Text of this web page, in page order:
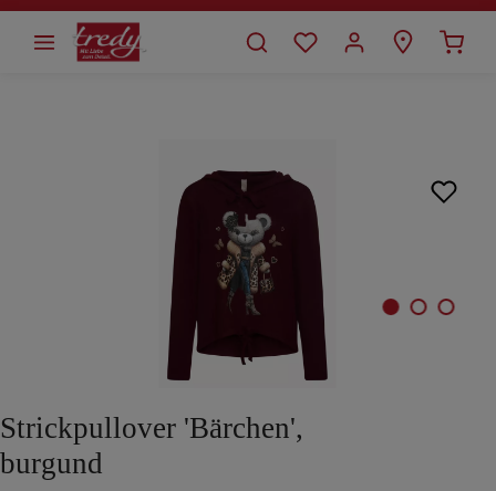
springen
Strickpullover 'Bärchen',
burgund